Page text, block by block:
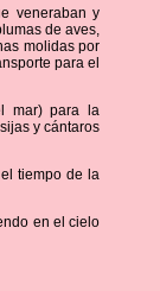
veneraban y
de aves,
molidas por
para el
mar) para la
y cántaros
tiempo de la
en el cielo